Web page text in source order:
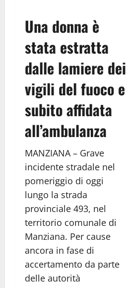
Una donna è
stata estratta
dalle lamiere dei
vigili del fuoco e
subito affidata
all’ambulanza
MANZIANA – Grave
incidente stradale nel
pomeriggio di oggi
lungo la strada
provinciale 493, nel
territorio comunale di
Manziana. Per cause
ancora in fase di
accertamento da parte
delle autorità